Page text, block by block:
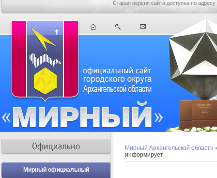
Старая версия сайта доступна по адресу
Мирный официальный
Мирный Архангельской области
информирует